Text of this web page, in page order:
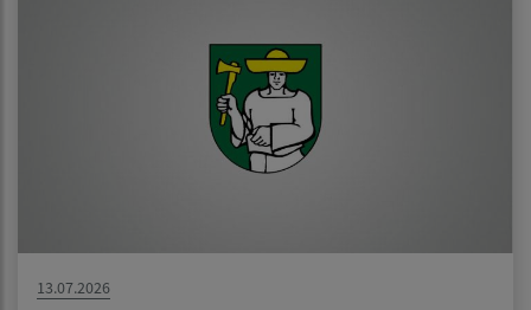
13.07.2026